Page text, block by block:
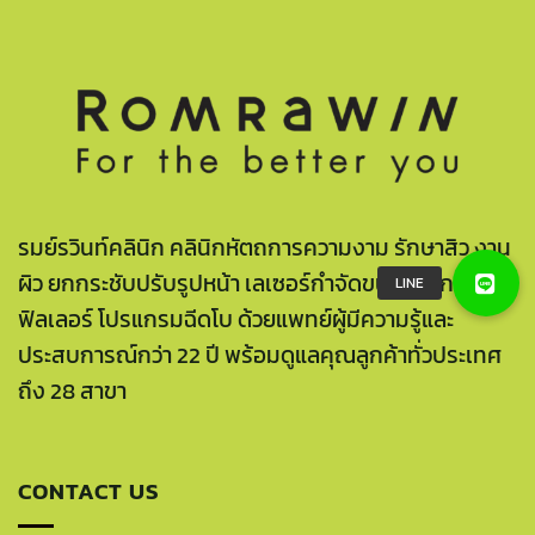
รมย์รวินท์คลินิก คลินิกหัตถการความงาม รักษาสิว งาน
ผิว ยกกระชับปรับรูปหน้า เลเซอร์กำจัดขน โปรแกรมฉีด
ฟิลเลอร์ โปรแกรมฉีดโบ ด้วยแพทย์ผู้มีความรู้และ
ประสบการณ์กว่า 22 ปี พร้อมดูแลคุณลูกค้าทั่วประเทศ
ถึง 28 สาขา
CONTACT US